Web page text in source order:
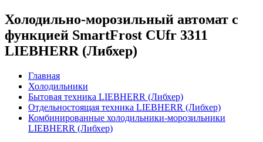
Холодильно-морозильный автомат с
функцией SmartFrost CUfr 3311
LIEBHERR (Либхер)
Главная
Холодильники
Бытовая техника LIEBHERR (Либхер)
Отдельностоящая техника LIEBHERR (Либхер)
Комбинированные холодильники-морозильники
LIEBHERR (Либхер)